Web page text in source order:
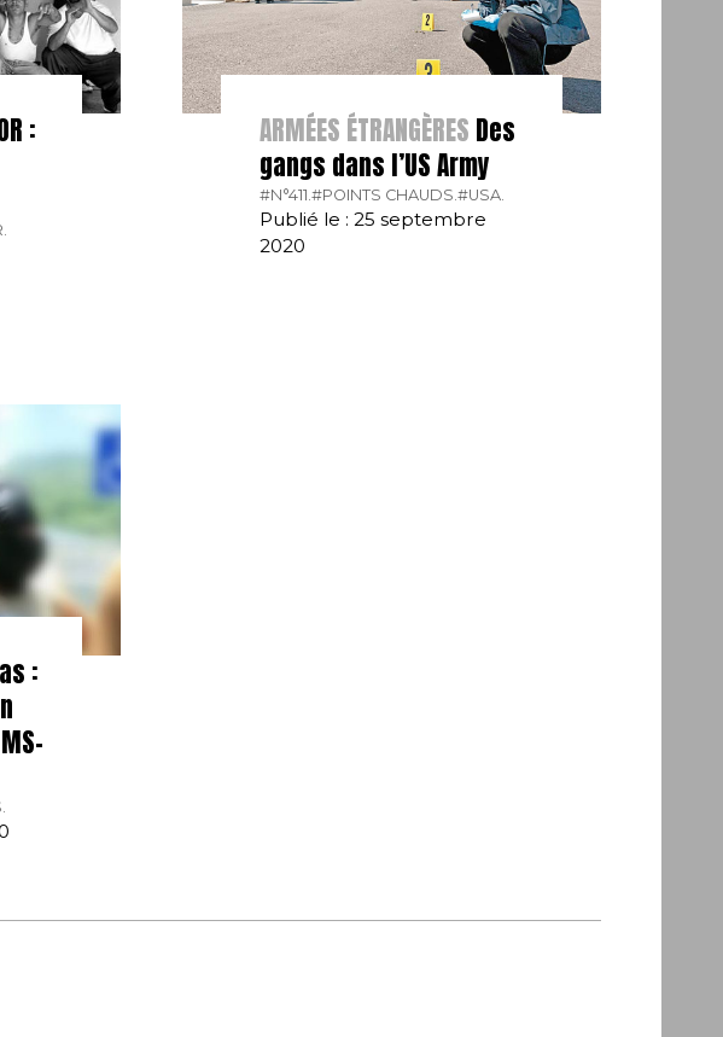
:
ARMÉES ÉTRANGÈRES Des
gangs dans l’US Army
#N°411.#POINTS CHAUDS.#USA.
Publié le : 25 septembre
2020
: